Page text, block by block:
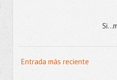
Entrada más reciente